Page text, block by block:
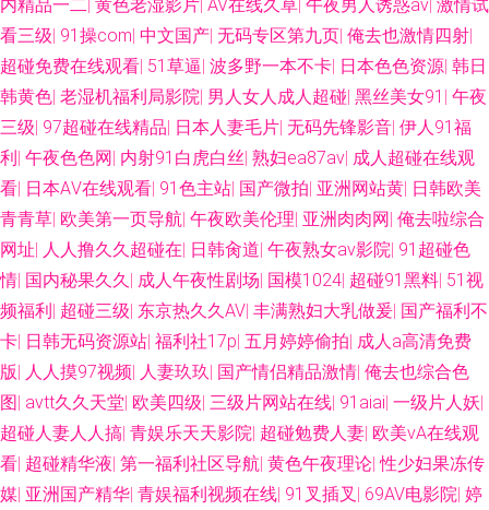
内精品一二 黄色老湿影片 AV在线久草 午夜男人诱惑av 激情试
看三级| 91操com| 中文国产| 无码专区第九页| 俺去也激情四射|
超碰免费在线观看| 51草逼| 波多野一本不卡| 日本色色资源| 韩日
韩黄色| 老湿机福利局影院| 男人女人成人超碰| 黑丝美女91 | 午夜
三级| 97超碰在线精品| 日本人妻毛片| 无码先锋影音| 伊人91福
利| 午夜色色网| 内射91白虎白丝| 熟妇ea87av| 成人超碰在线观
看| 日本AⅤ在线观看| 91色主站| 国产微拍| 亚洲网站黄| 日韩欧美
青青草| 欧美第一页导航| 午夜欧美伦理| 亚洲肉肉网| 俺去啦综合
网址| 人人撸久久超碰在| 日韩肏道| 午夜熟女av影院| 91超碰色
情| 国内秘果久久| 成人午夜性剧场| 国模1024| 超碰91黑料| 51视
频福利| 超碰三级| 东京热久久AV| 丰满熟妇大乳做爰| 国产福利不
卡| 日韩无码资源站| 福利社17p| 五月婷婷偷拍| 成人a高清免费
版| 人人摸97视频| 人妻玖玖| 国产情侣精品激情| 俺去也综合色
图| avtt久久天堂| 欧美四级| 三级片网站在线| 91aiai| 一级片人妖|
超碰人妻人人搞| 青娱乐天天影院| 超碰勉费人妻| 欧美ⅴA在线观
看| 超碰精华液| 第一福利社区导航| 黄色午夜理论|性少妇果冻传
媒| 亚洲国产精华| 青娱福利视频在线| 91叉插叉 | 69AV电影院| 婷